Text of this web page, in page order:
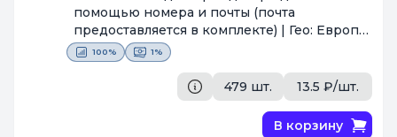
помощью номера и почты (почта
предоставляется в комплекте) | Гео: Европа
IP | Добавлен аватар | Пол Mix | Токен
авторизации[Поставщик #1576]
100% 1%
479 шт. 13.5 ₽/шт.
В корзину